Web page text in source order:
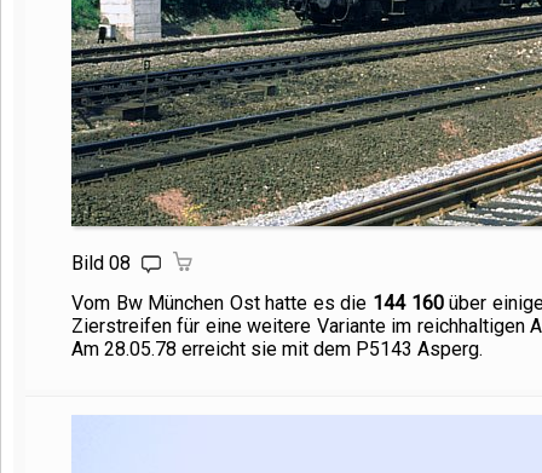
Bild 08
Vom Bw München Ost hatte es die 144 160über
Zierstreifen für eine weitere Variante im reichhaltigen
Am 28.05.78 erreicht sie mit dem P5143 Asperg.